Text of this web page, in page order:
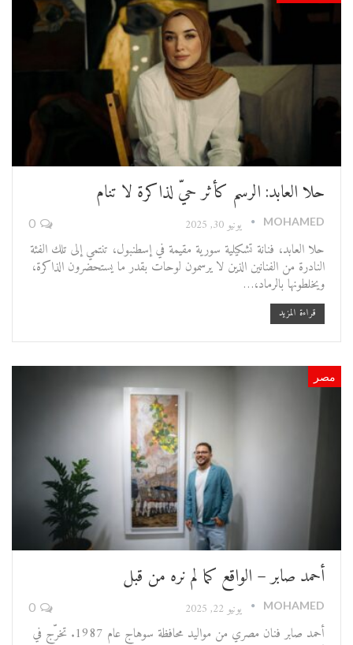
حلا العابد: الرسم كأثر حيّ لذاكرة لا تنام
MOHAMED يونيو 30, 2025
حلا العابد، فنانة تشكيلية سورية مقيمة في إسطنبول، تنتمي إلى تلك الفئة
النادرة من الفنانين الذين لا يرسمون لوحات بقدر ما يستحضرون الذاكرة،
ويخلطونها بالرماد،…
قراءة المزيد
مصر
أحمد صابر – الواقع كما لم نره من قبل
MOHAMED يونيو 22, 2025
أحمد صابر فنان مصري من مواليد محافظة سوهاج عام 1987. تخرّج في